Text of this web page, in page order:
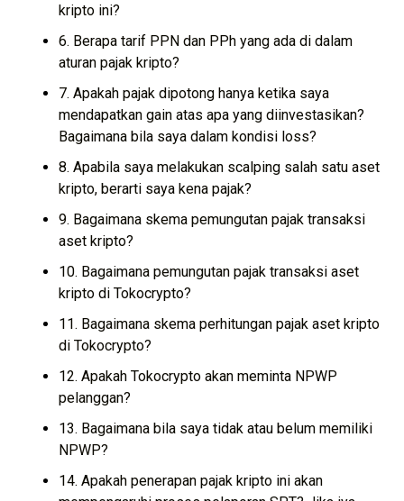
kripto ini?
6. Berapa tarif PPN dan PPh yang ada di dalam
aturan pajak kripto?
7. Apakah pajak dipotong hanya ketika saya
mendapatkan gain atas apa yang diinvestasikan?
Bagaimana bila saya dalam kondisi loss?
8. Apabila saya melakukan scalping salah satu aset
kripto, berarti saya kena pajak?
9. Bagaimana skema pemungutan pajak transaksi
aset kripto?
10. Bagaimana pemungutan pajak transaksi aset
kripto di Tokocrypto?
11. Bagaimana skema perhitungan pajak aset kripto
di Tokocrypto?
12. Apakah Tokocrypto akan meminta NPWP
pelanggan?
13. Bagaimana bila saya tidak atau belum memiliki
NPWP?
14. Apakah penerapan pajak kripto ini akan